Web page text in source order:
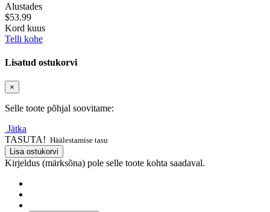
Alustades
$53.99
Kord kuus
Telli kohe
Lisatud ostukorvi
×
Selle toote põhjal soovitame:
Jätka
TASUTA! Häälestamise tasu
Lisa ostukorvi
Kirjeldus (märksõna) pole selle toote kohta saadaval.